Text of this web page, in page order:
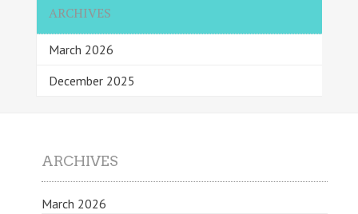
ARCHIVES
March 2026
December 2025
ARCHIVES
March 2026